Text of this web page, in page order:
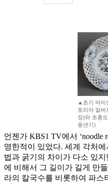
▲초기 마이
토리아 알버
장)와 초충
동년기)
언젠가 KBS1 TV에서 ‘noodle
영한적이 있었다. 세계 각처
법과 굵기의 차이가 다소 있
에 비해서 그 길이가 길게 만
라의 칼국수를 비롯하여 파스